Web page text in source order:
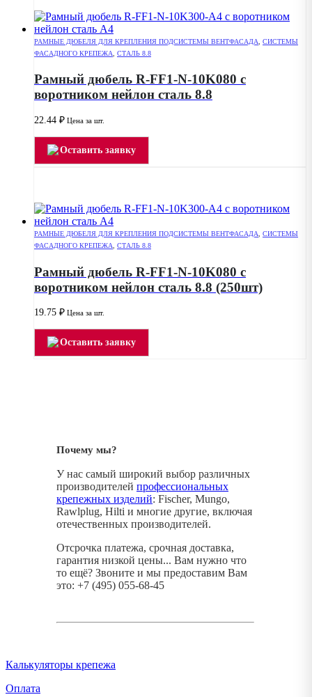
РАМНЫЕ ДЮБЕЛЯ ДЛЯ КРЕПЛЕНИЯ ПОДСИСТЕМЫ ВЕНТФАСАДА
СИСТЕМЫ
ФАСАДНОГО КРЕПЕЖА
СТАЛЬ 8.8
Рамный дюбель R-FF1-N-10K080 с
воротником нейлон сталь 8.8
22.44 ₽ Цена за шт.
Оставить заявку
РАМНЫЕ ДЮБЕЛЯ ДЛЯ КРЕПЛЕНИЯ ПОДСИСТЕМЫ ВЕНТФАСАДА
СИСТЕМЫ
ФАСАДНОГО КРЕПЕЖА
СТАЛЬ 8.8
Рамный дюбель R-FF1-N-10K080 с
воротником нейлон сталь 8.8 (250шт)
19.75 ₽ Цена за шт.
Оставить заявку
Почему мы?
У нас самый широкий выбор различных
производителей профессиональных
крепежных изделий: Fischer, Mungo,
Rawlplug, Hilti и многие другие, включая
отечественных производителей.
Отсрочка платежа, срочная доставка,
гарантия низкой цены... Вам нужно что
то ещё? Звоните и мы предоставим Вам
это: +7 (495) 055-68-45
Калькуляторы крепежа
Оплата